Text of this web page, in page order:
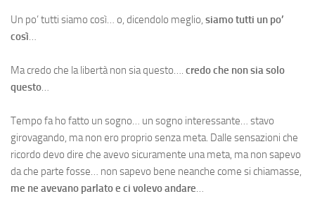
Un po’ tutti siamo così… o, dicendolo meglio, siamo tutti un po’
così…
Ma credo che la libertà non sia questo…. credo che non sia solo
questo…
Tempo fa ho fatto un sogno… un sogno interessante… stavo
girovagando, ma non ero proprio senza meta. Dalle sensazioni che
ricordo devo dire che avevo sicuramente una meta, ma non sapevo
da che parte fosse… non sapevo bene neanche come si chiamasse,
me ne avevano parlato e ci volevo andare…